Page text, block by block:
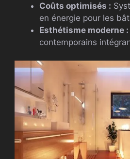
Coûts optimisés :
en énergie pour les
Esthétisme moderne :
contemporains